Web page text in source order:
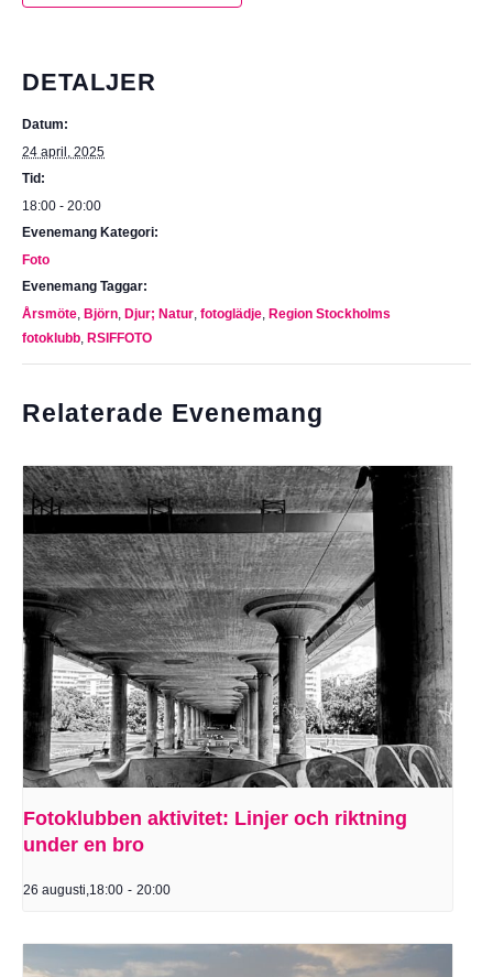
DETALJER
Datum:
24 april, 2025
Tid:
18:00 - 20:00
Evenemang Kategori:
Foto
Evenemang Taggar:
Årsmöte, Björn, Djur; Natur, fotoglädje, Region Stockholms
fotoklubb, RSIFFOTO
Relaterade Evenemang
Fotoklubben aktivitet: Linjer och riktning
under en bro
26 augusti,18:00 - 20:00